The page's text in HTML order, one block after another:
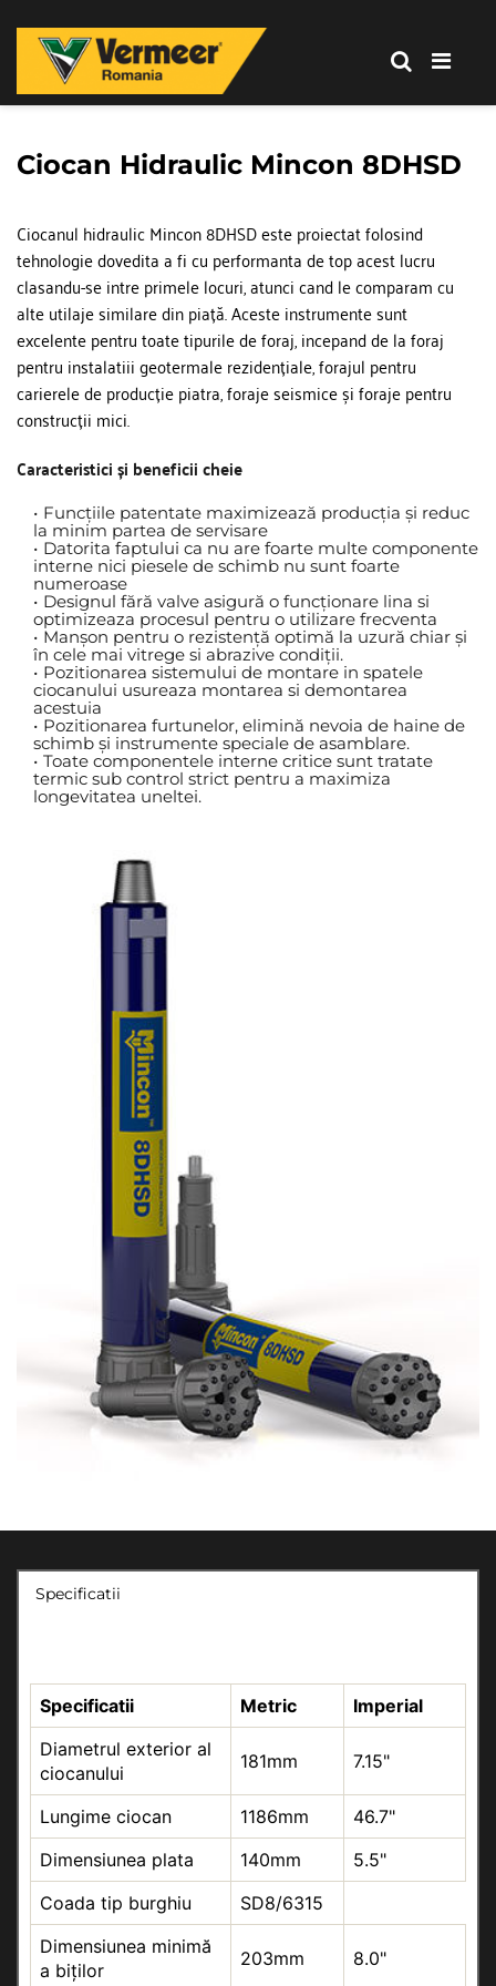
Romania
Vermeer
Romania
Ciocan Hidraulic Mincon 8DHSD
Ciocanul hidraulic Mincon 8DHSD este proiectat folosind
tehnologie dovedita a fi cu performanta de top acest lucru
clasandu-se intre primele locuri, atunci cand le comparam cu
alte utilaje similare din piață. Aceste instrumente sunt
excelente pentru toate tipurile de foraj, incepand de la foraj
pentru instalatiii geotermale rezidențiale, forajul pentru
carierele de producție piatra, foraje seismice și foraje pentru
construcții mici.
Caracteristici și beneficii cheie
Funcțiile patentate maximizează producția și reduc
la minim partea de servisare
Datorita faptului ca nu are foarte multe componente
interne nici piesele de schimb nu sunt foarte
numeroase
Designul fără valve asigură o funcționare lina si
optimizeaza procesul pentru o utilizare frecventa
Manșon pentru o rezistență optimă la uzură chiar și
în cele mai vitrege si abrazive condiții.
Pozitionarea sistemului de montare in spatele
ciocanului usureaza montarea si demontarea
acestuia
Pozitionarea furtunelor, elimină nevoia de haine de
schimb și instrumente speciale de asamblare.
Toate componentele interne critice sunt tratate
termic sub control strict pentru a maximiza
longevitatea uneltei.
Specificatii
Specificatii Metric
Imperial
Diametrul exterior al
ciocanului
181mm 7.15"
Lungime ciocan 1186mm
46.7"
Dimensiunea plata
140mm
5.5"
Coada tip burghiu
SD8/6315
Dimensiunea minimă
a biților
203mm 8.0"